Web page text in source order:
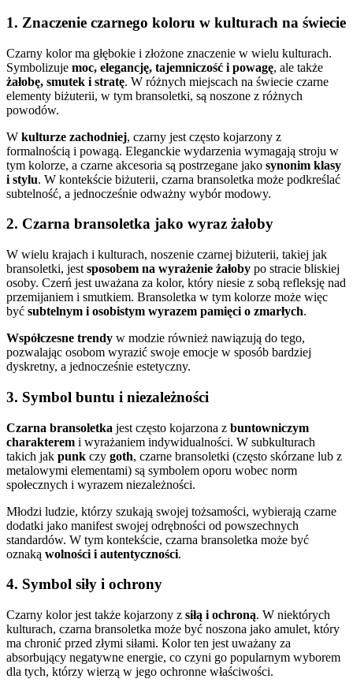
1. Znaczenie czarnego koloru w kulturach na świecie
Czarny kolor ma głębokie i złożone znaczenie w wielu kulturach.
Symbolizuje moc, elegancję, tajemniczość i powagę, ale także
żałobę, smutek i stratę. W różnych miejscach na świecie czarne
elementy biżuterii, w tym bransoletki, są noszone z różnych
powodów.
W kulturze zachodniej, czarny jest często kojarzony z
formalnością i powagą. Eleganckie wydarzenia wymagają stroju w
tym kolorze, a czarne akcesoria są postrzegane jako synonim klasy
i stylu. W kontekście biżuterii, czarna bransoletka może podkreślać
subtelność, a jednocześnie odważny wybór modowy.
2. Czarna bransoletka jako wyraz żałoby
W wielu krajach i kulturach, noszenie czarnej biżuterii, takiej jak
bransoletki, jest sposobem na wyrażenie żałoby po stracie bliskiej
osoby. Czerń jest uważana za kolor, który niesie z sobą refleksję nad
przemijaniem i smutkiem. Bransoletka w tym kolorze może więc
być subtelnym i osobistym wyrazem pamięci o zmarłych.
Współczesne trendy w modzie również nawiązują do tego,
pozwalając osobom wyrazić swoje emocje w sposób bardziej
dyskretny, a jednocześnie estetyczny.
3. Symbol buntu i niezależności
Czarna bransoletka jest często kojarzona z buntowniczym
charakterem i wyrażaniem indywidualności. W subkulturach
takich jak punk czy goth, czarne bransoletki (często skórzane lub z
metalowymi elementami) są symbolem oporu wobec norm
społecznych i wyrazem niezależności.
Młodzi ludzie, którzy szukają swojej tożsamości, wybierają czarne
dodatki jako manifest swojej odrębności od powszechnych
standardów. W tym kontekście, czarna bransoletka może być
oznaką wolności i autentyczności.
4. Symbol siły i ochrony
Czarny kolor jest także kojarzony z siłą i ochroną. W niektórych
kulturach, czarna bransoletka może być noszona jako amulet, który
ma chronić przed złymi siłami. Kolor ten jest uważany za
absorbujący negatywne energie, co czyni go popularnym wyborem
dla tych, którzy wierzą w jego ochronne właściwości.